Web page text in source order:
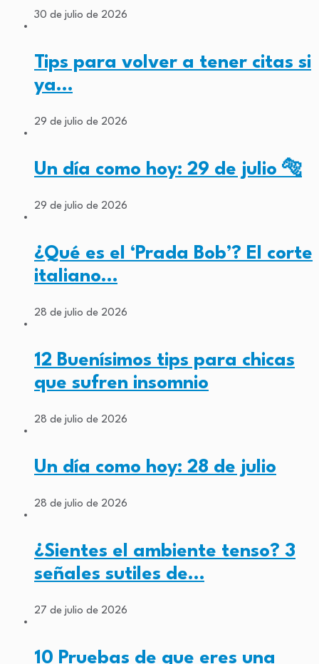
30 de julio de 2026
Tips para volver a tener citas si
ya…
29 de julio de 2026
Un día como hoy: 29 de julio 🐅
29 de julio de 2026
¿Qué es el ‘Prada Bob’? El corte
italiano…
28 de julio de 2026
12 Buenísimos tips para chicas
que sufren insomnio
28 de julio de 2026
Un día como hoy: 28 de julio
28 de julio de 2026
¿Sientes el ambiente tenso? 3
señales sutiles de…
27 de julio de 2026
10 Pruebas de que eres una